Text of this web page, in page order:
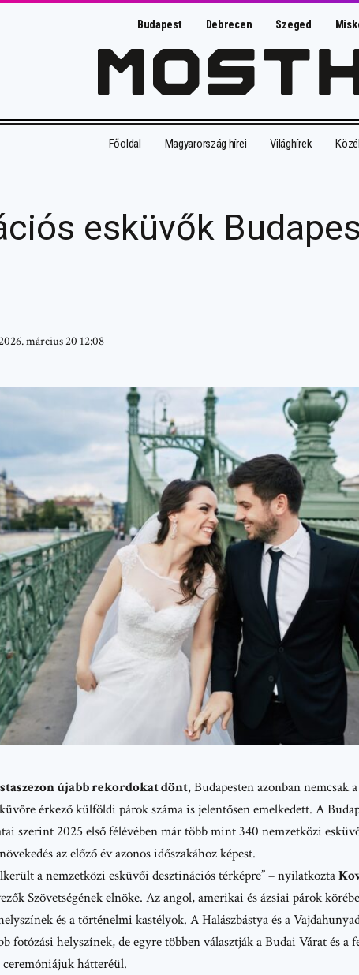
Budapest Debrecen Szeged
Főoldal Magyarország hírei Világhírek
esküvők
március 20 12:08
újabb rekordokat dönt, Budapesten azonban nemcsak
érkező külföldi párok száma is jelentősen emelkedett. A
szerint 2025 első félévében már több mint 340 nemzetközi
az előző év azonos időszakához képest.
a nemzetközi esküvői desztinációs térképre” – nyilatkozta
Szövetségénekelnöke. Az angol, amerikai és ázsiai párok
és a történelmi kastélyok. A Halászbástya és a
fotózási helyszínek, de egyre többen választják a Budai Várat és a
hátteréül.